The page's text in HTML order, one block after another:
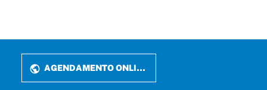
AGENDAMENTO ONLINE